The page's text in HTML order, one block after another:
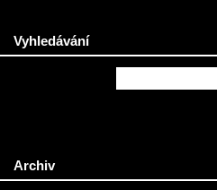
Vyhledávání
Archiv